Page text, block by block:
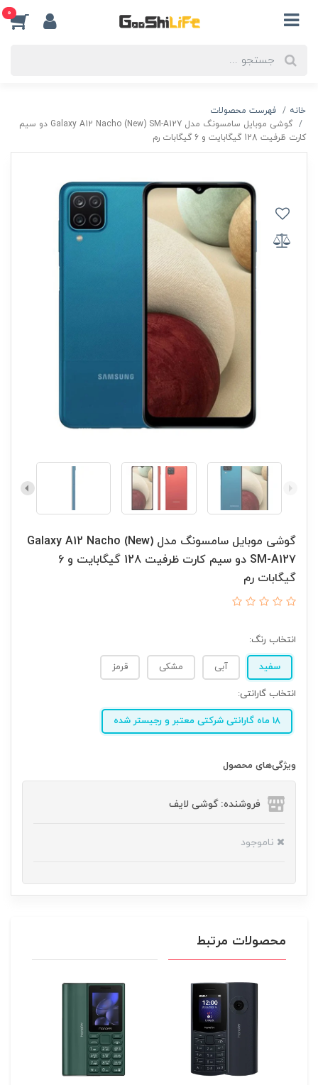
0
خانه
فهرست محصولات
گوشی موبایل سامسونگ مدل Galaxy A12 Nacho (New) SM-A127 دو سیم
کارت ظرفیت 128 گیگابایت و 6 گیگابات رم
گوشی موبایل سامسونگ مدل Galaxy A12 Nacho (New)
SM-A127 دو سیم کارت ظرفیت 128 گیگابایت و 6
گیگابات رم
انتخاب رنگ:
سفید آبی مشکی قرمز
انتخاب گارانتی:
18 ماه گارانتی شرکتی معتبر و رجیستر شده
ویژگی‌های محصول
فروشنده: گوشی لایف
ناموجود
محصولات مرتبط